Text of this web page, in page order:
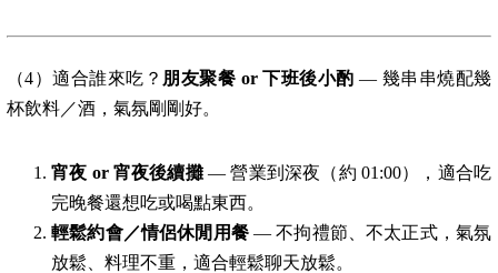
（4）適合誰來吃？ 朋友聚餐 or 下班後小酌 — 幾串串燒配幾
杯飲料／酒，氣氛剛剛好。
宵夜 or 宵夜後續攤— 營業到深夜（約 01:00），適合吃
完晚餐還想吃或喝點東西。
輕鬆約會／情侶休閒用餐— 不拘禮節、不太正式，氣氛
放鬆、料理不重，適合輕鬆聊天放鬆。